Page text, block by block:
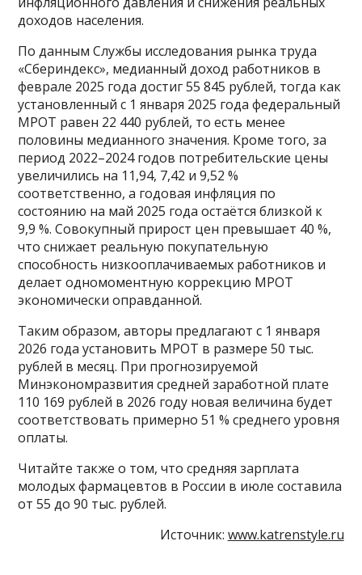
доходов населения.
По данным Службы исследования рынка труда
«Сбериндекс», медианный доход работников в
феврале 2025 года достиг 55 845 рублей, тогда как
установленный с 1 января 2025 года федеральный
МРОТ равен 22 440 рублей, то есть менее
половины медианного значения. Кроме того, за
период 2022–2024 годов потребительские цены
увеличились на 11,94, 7,42 и 9,52 %
соответственно, а годовая инфляция по
состоянию на май 2025 года остаётся близкой к
9,9 %. Совокупный прирост цен превышает 40 %,
что снижает реальную покупательную
способность низкооплачиваемых работников и
делает одномоментную коррекцию МРОТ
экономически оправданной.
Таким образом, авторы предлагают с 1 января
2026 года установить МРОТ в размере 50 тыс.
рублей в месяц. При прогнозируемой
Минэкономразвития средней заработной плате
110 169 рублей в 2026 году новая величина будет
соответствовать примерно 51 % среднего уровня
оплаты.
Читайте также о том, что средняя зарплата
молодых фармацевтов в России в июле составила
от 55 до 90 тыс. рублей.
Источник: www.katrenstyle.ru